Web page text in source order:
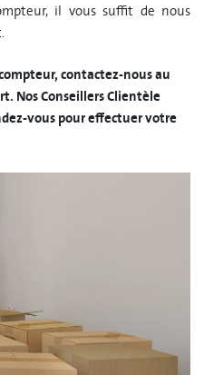
il vous suffit de nous
contactez-nous au
Nos Conseillers Clientèle
vous pour effectuer votre